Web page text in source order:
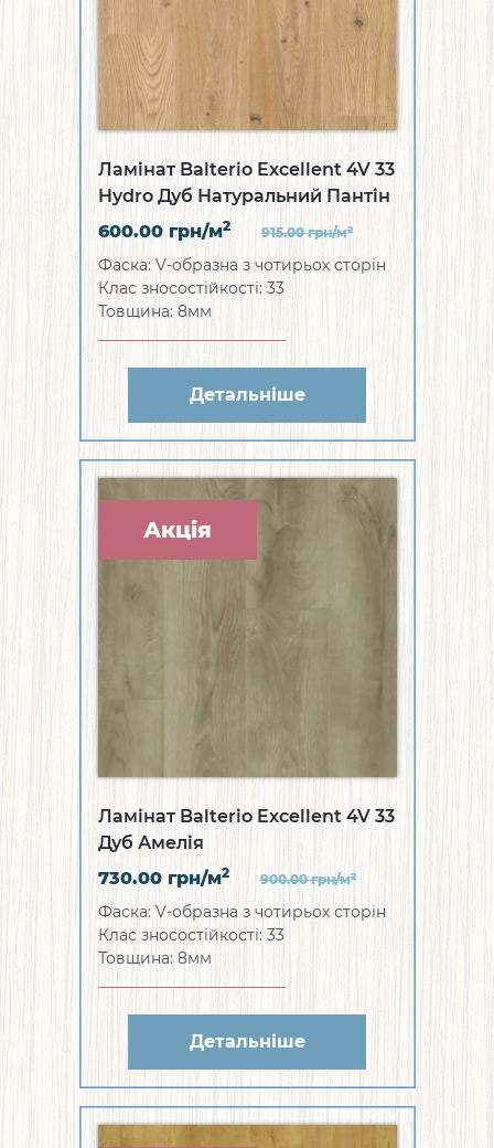
Ламінат Balterio Excellent 4V 33
Hydro Дуб Натуральний Пантін
600.00 грн/м2 915.00грн/м2
Фаска: V-образна з чотирьох сторін
Клас зносостійкості: 33
Товщина: 8мм
Детальніше
Акція
Ламінат Balterio Excellent 4V 33
Дуб Амелія
730.00 грн/м2 900.00грн/м2
Фаска: V-образна з чотирьох сторін
Клас зносостійкості: 33
Товщина: 8мм
Детальніше